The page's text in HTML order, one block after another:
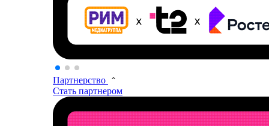
Партнерство
Стать партнером